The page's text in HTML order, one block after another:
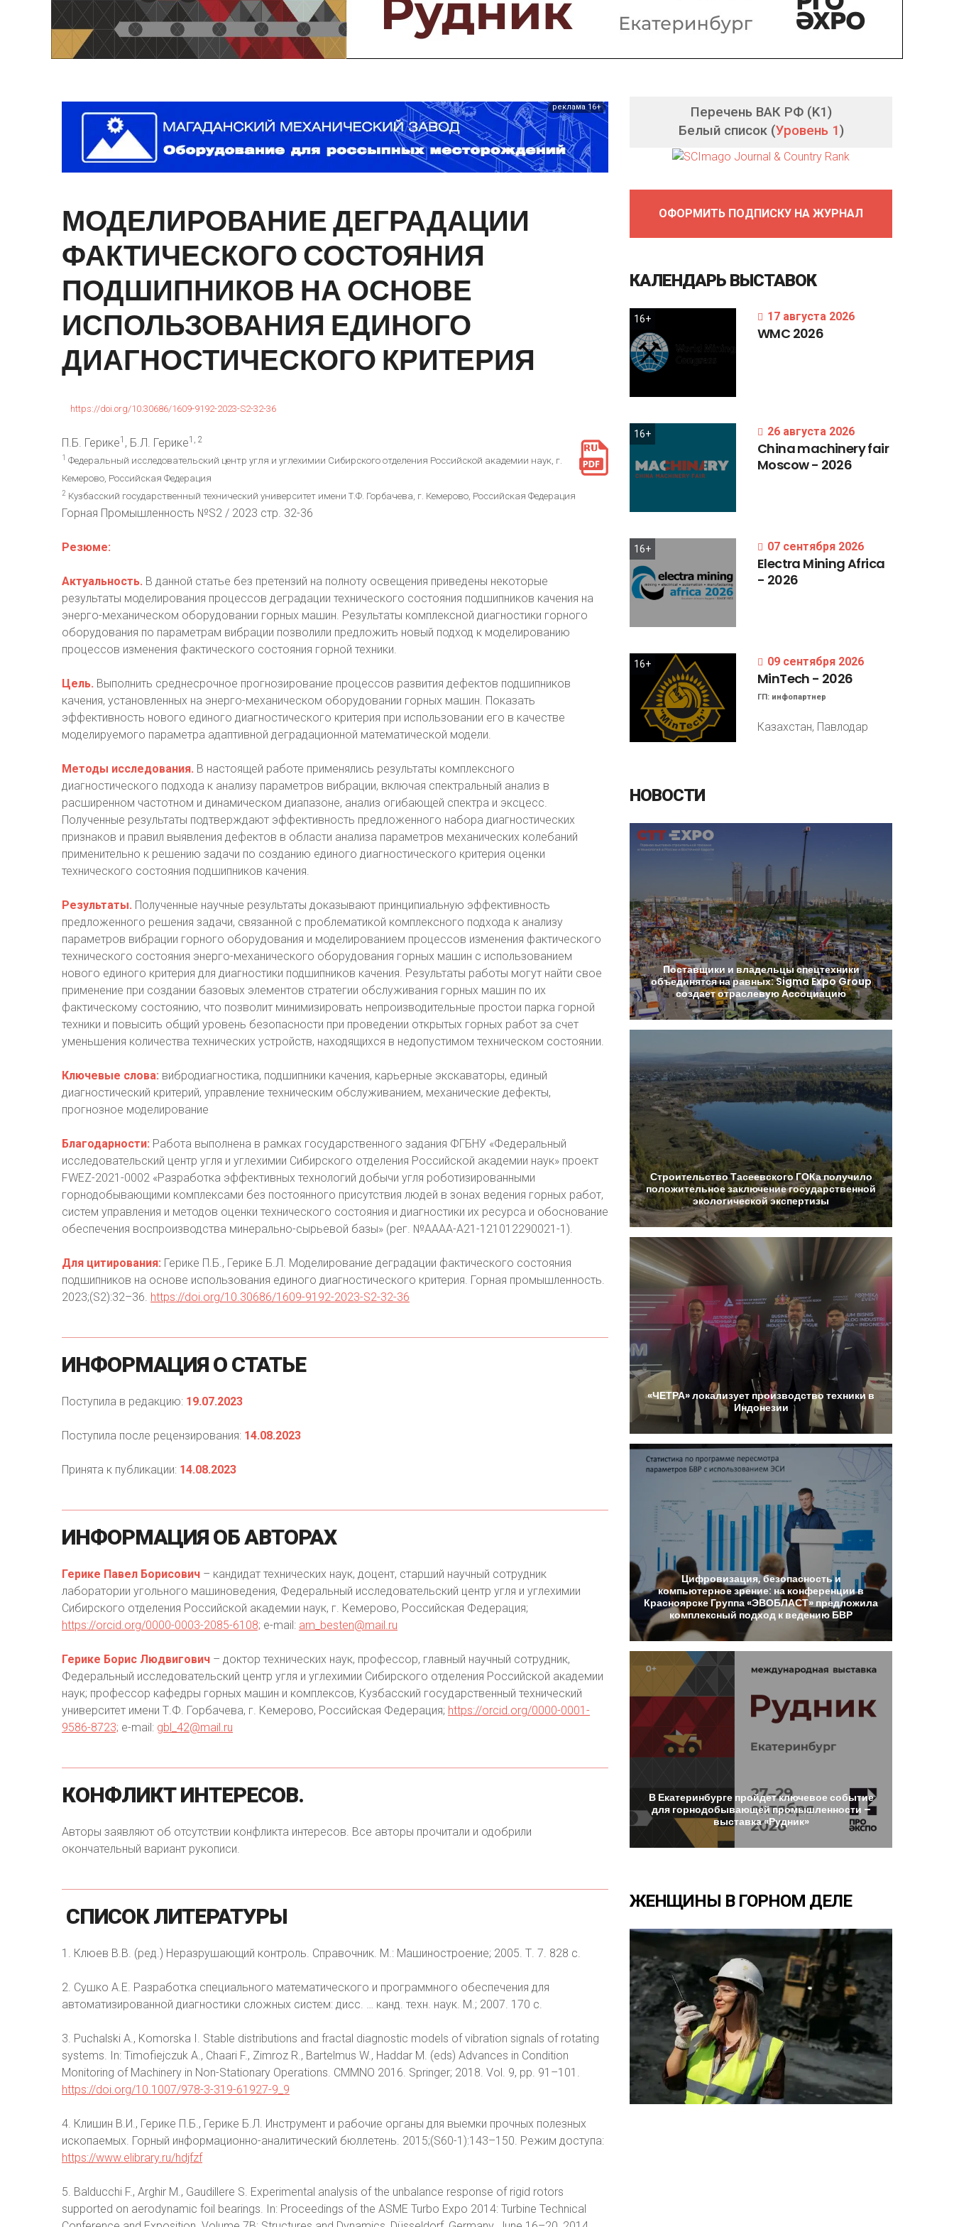
Предприятия и компании
Интервью
Выставки, Конференции
реклама 16+
МОДЕЛИРОВАНИЕДЕГРАДАЦИИ
ФАКТИЧЕСКОГОСОСТОЯНИЯ
ПОДШИПНИКОВ НАОСНОВЕ
ИСПОЛЬЗОВАНИЯ ЕДИНОГО
ДИАГНОСТИЧЕСКОГОКРИТЕРИЯ
https://doi.org/10.30686/1609-9192-2023-S2-32-36
П.Б. Герике1 , Б.Л. Герике1, 2
1 Федеральный исследовательский центр угля и углехимии Сибирского отделения Российской академии наук, г.
Кемерово, Российская Федерация
2 Кузбасский государственный технический университет имени Т.Ф. Горбачева, г. Кемерово, Российская Федерация
Горная Промышленность №S2 / 2023 стр. 32-36
Резюме:
Актуальность. В данной статье без претензий на полноту освещения приведены некоторые
результаты моделирования процессов деградации технического состояния подшипников качения на
энерго-механическом оборудовании горных машин. Результаты комплексной диагностики горного
оборудования по параметрам вибрации позволили предложить новый подход к моделированию
процессов изменения фактического состояния горной техники.
Цель. Выполнить среднесрочное прогнозирование процессов развития дефектов подшипников
качения, установленных на энерго-механическом оборудовании горных машин. Показать
эффективность нового единого диагностического критерия при использовании его в качестве
моделируемого параметра адаптивной деградационной математической модели.
Методы исследования. В настоящей работе применялись результаты комплексного
диагностического подхода к анализу параметров вибрации, включая спектральный анализ в
расширенном частотном и динамическом диапазоне, анализ огибающей спектра и эксцесс.
Полученные результаты подтверждают эффективность предложенного набора диагностических
признаков и правил выявления дефектов в области анализа параметров механических колебаний
применительно к решению задачи по созданию единого диагностического критерия оценки
технического состояния подшипников качения.
Результаты. Полученные научные результаты доказывают принципиальную эффективность
предложенного решения задачи, связанной с проблематикой комплексного подхода к анализу
параметров вибрации горного оборудования и моделированием процессов изменения фактического
технического состояния энерго-механического оборудования горных машин с использованием
нового единого критерия для диагностики подшипников качения. Результаты работы могут найти свое
применение при создании базовых элементов стратегии обслуживания горных машин по их
фактическому состоянию, что позволит минимизировать непроизводительные простои парка горной
техники и повысить общий уровень безопасности при проведении открытых горных работ за счет
уменьшения количества технических устройств, находящихся в недопустимом техническом состоянии.
Ключевые слова: вибродиагностика, подшипники качения, карьерные экскаваторы, единый
диагностический критерий, управление техническим обслуживанием, механические дефекты,
прогнозное моделирование
Благодарности: Работа выполнена в рамках государственного задания ФГБНУ «Федеральный
исследовательский центр угля и углехимии Сибирского отделения Российской академии наук» проект
FWEZ-2021-0002 «Разработка эффективных технологий добычи угля роботизированными
горнодобывающими комплексами без постоянного присутствия людей в зонах ведения горных работ,
систем управления и методов оценки технического состояния и диагностики их ресурса и обоснование
обеспечения воспроизводства минерально-сырьевой базы» (рег. №АААА-А21-121012290021-1).
Для цитирования: Герике П.Б., Герике Б.Л. Моделирование деградации фактического состояния
подшипников на основе использования единого диагностического критерия. Горная промышленность.
2023;(S2):32–36. https://doi.org/10.30686/1609-9192-2023-S2-32-36
ИНФОРМАЦИЯ О СТАТЬЕ
Поступила в редакцию: 19.07.2023
Поступила после рецензирования: 14.08.2023
Принята к публикации: 14.08.2023
ИНФОРМАЦИЯ ОБАВТОРАХ
Герике Павел Борисович – кандидат технических наук, доцент, старший научный сотрудник
лаборатории угольного машиноведения, Федеральный исследовательский центр угля и углехимии
Сибирского отделения Российской академии наук, г. Кемерово, Российская Федерация;
https://orcid.org/0000-0003-2085-6108; e-mail: am_besten@mail.ru
Герике Борис Людвигович – доктор технических наук, профессор, главный научный сотрудник,
Федеральный исследовательский центр угля и углехимии Сибирского отделения Российской академии
наук; профессор кафедры горных машин и комплексов, Кузбасский государственный технический
университет имени Т.Ф. Горбачева, г. Кемерово, Российская Федерация; https://orcid.org/0000-0001-
9586-8723; e-mail: gbl_42@mail.ru
КОНФЛИКТ ИНТЕРЕСОВ.
Авторы заявляют об отсутствии конфликта интересов. Все авторы прочитали и одобрили
окончательный вариант рукописи.
СПИСОК ЛИТЕРАТУРЫ
1. Клюев В.В. (ред.) Неразрушающий контроль. Справочник. М.: Машиностроение; 2005. Т. 7. 828 с.
2. Сушко А.Е. Разработка специального математического и программного обеспечения для
автоматизированной диагностики сложных систем: дисс. … канд. техн. наук. М.; 2007. 170 с.
3. Puchalski A., Komorska I. Stable distributions and fractal diagnostic models of vibration signals of rotating
systems. In: Timofiejczuk A., Chaari F., Zimroz R., Bartelmus W., Haddar M. (eds) Advances in Condition
Monitoring of Machinery in Non-Stationary Operations. CMMNO 2016. Springer; 2018. Vol. 9, pp. 91–101.
https://doi.org/10.1007/978-3-319-61927-9_9
4. Клишин В.И., Герике П.Б., Герике Б.Л. Инструмент и рабочие органы для выемки прочных полезных
ископаемых. Горный информационно-аналитический бюллетень. 2015;(S60-1):143–150. Режим доступа:
https://www.elibrary.ru/hdjfzf
5. Balducchi F., Arghir M., Gaudillere S. Experimental analysis of the unbalance response of rigid rotors
supported on aerodynamic foil bearings. In: Proceedings of the ASME Turbo Expo 2014: Turbine Technical
Перечень ВАК РФ (K1)
Белый список (Уровень 1)
ОФОРМИТЬ ПОДПИСКУ НА ЖУРНАЛ
КАЛЕНДАРЬ ВЫСТАВОК
16+ 17 августа 2026
WMC 2026
16+ 26 августа 2026
Chinamachineryfair
Moscow- 2026
16+ 07 сентября 2026
Electra MiningAfrica
- 2026
16+ 09 сентября 2026
MinTech - 2026
ГП: инфопартнер
Казахстан, Павлодар
НОВОСТИ
Поставщики и владельцыспецтехники
объединятсянаравных:SigmaExpoGroup
создаетотраслевуюАссоциацию
СтроительствоТасеевскогоГОКаполучило
положительноезаключениегосударственной
экологическойэкспертизы
«ЧЕТРА»локализует производство техникив
Индонезии
Цифровизация,безопасностьи
компьютерноезрение: на конференциив
Красноярске Группа«ЭВОБЛАСТ» предложила
комплексный подход к ведению БВР
В Екатеринбурге пройдетключевоесобытие
для горнодобывающейпромышленности –
выставка«Рудник»
ЖЕНЩИНЫ В ГОРНОМ ДЕЛЕ